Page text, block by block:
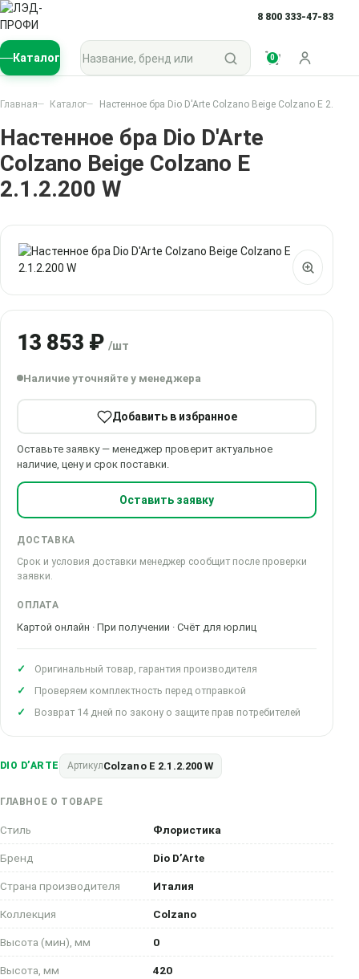
8 800 333-47-83
Каталог
Поиск по каталогу
0
Войти
Главная Каталог Настенное бра Dio D'Arte Colzano Beige Colzano E
Настенное бра Dio D'Arte
Colzano Beige Colzano E
2.1.2.200 W
DIO D’ARTE АртикулColzano E 2.1.2.200 W
ГЛАВНОЕ О ТОВАРЕ
Стиль Флористика
Бренд Dio D’Arte
Страна производителя Италия
Коллекция Colzano
Высота (мин), мм 0
Высота, мм 420
13 853 ₽ /шт
Наличие уточняйте у менеджера
Добавить в избранное
Оставьте заявку — менеджер проверит актуальное
наличие, цену и срок поставки.
Оставить заявку
ДОСТАВКА
Срок и условия доставки менеджер сообщит после проверки
заявки.
ОПЛАТА
Картой онлайн · При получении · Счёт для юрлиц
Оригинальный товар, гарантия производителя
Проверяем комплектность перед отправкой
Возврат 14 дней по закону о защите прав потребителей